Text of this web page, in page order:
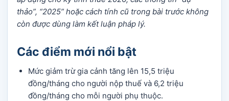
thảo”, “2025” hoặc cách tính cũ trong bài trước không
còn được dùng làm kết luận pháp lý.
Các điểm mới nổi bật
Mức giảm trừ gia cảnh tăng lên 15,5 triệu
đồng/tháng cho người nộp thuế và 6,2 triệu
đồng/tháng cho mỗi người phụ thuộc.